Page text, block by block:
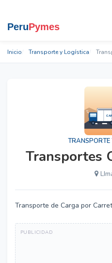
Inicio Transporte y Logística
TRANSPORTE
Transportes
Transporte de Carga por